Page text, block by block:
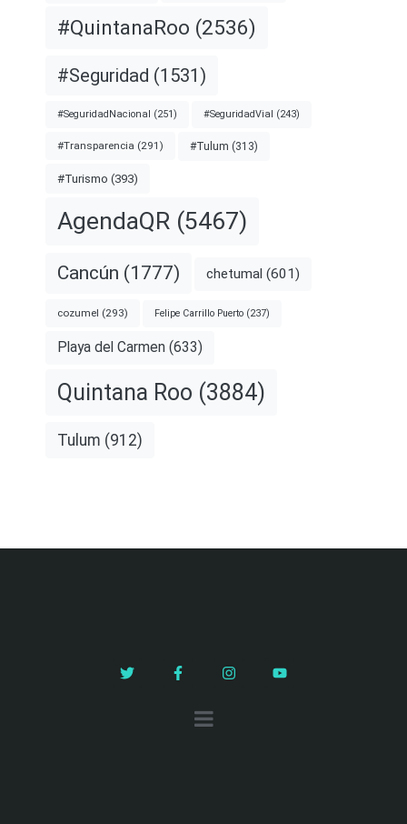
#QuintanaRoo (2536)
#Seguridad (1531)
#SeguridadNacional (251) #SeguridadVial (243)
#Transparencia (291) #Tulum (313)
#Turismo (393)
AgendaQR (5467)
Cancún (1777) chetumal (601)
cozumel (293) Felipe Carrillo Puerto (237)
Playa del Carmen (633)
Quintana Roo (3884)
Tulum (912)